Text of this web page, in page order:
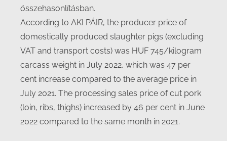
összehasonlításban.
According to AKI PÁIR, the producer price of
domestically produced slaughter pigs (excluding
VAT and transport costs) was HUF 745/kilogram
carcass weight in July 2022, which was 47 per
cent increase compared to the average price in
July 2021. The processing sales price of cut pork
(loin, ribs, thighs) increased by 46 per cent in June
2022 compared to the same month in 2021.